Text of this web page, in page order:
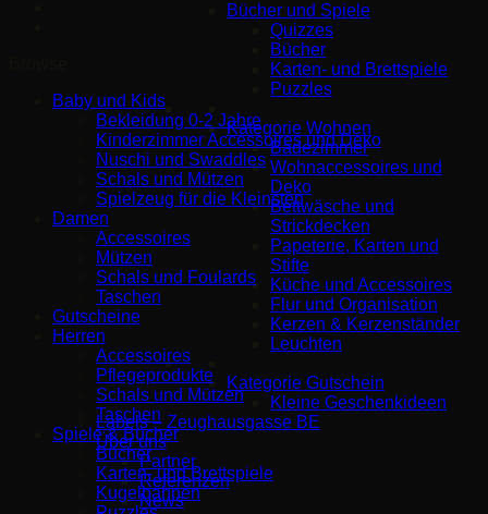
Bücher und Spiele
Quizzes
Bücher
Karten- und Brettspiele
Puzzles
Kategorie Wohnen
Badezimmer
Wohnaccessoires und
Deko
Bettwäsche und
Strickdecken
Papeterie, Karten und
Stifte
Küche und Accessoires
Flur und Organisation
Kerzen & Kerzenständer
Leuchten
Kategorie Gutschein
Kleine Geschenkideen
Labels – Zeughausgasse BE
Über uns
Partner
Referenzen
News
Baby und Kids
Bekleidung 0-2 Jahre
Kinderzimmer Accessoires und Deko
Nuschi und Swaddles
Schals und Mützen
Spielzeug für die Kleinsten
Damen
Accessoires
Mützen
Schals und Foulards
Taschen
Gutscheine
Herren
Accessoires
Pflegeprodukte
Schals und Mützen
Taschen
Spiele & Bücher
Bücher
Karten- und Brettspiele
Kugelbahnen